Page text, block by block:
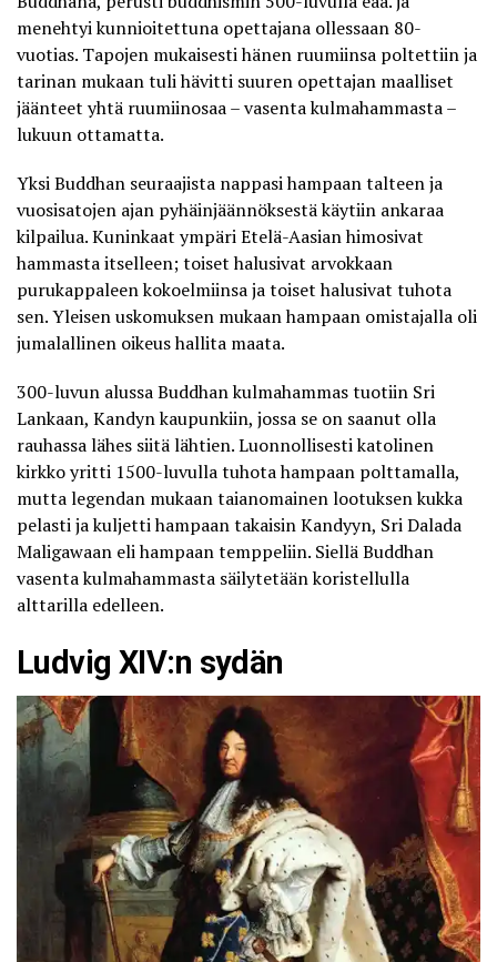
menehtyi kunnioitettuna opettajana ollessaan 80-
vuotias. Tapojen mukaisesti hänen ruumiinsa poltettiin ja
tarinan mukaan tuli hävitti suuren opettajan maalliset
jäänteet yhtä ruumiinosaa – vasenta kulmahammasta –
lukuun ottamatta.
Yksi Buddhan seuraajista nappasi hampaan talteen ja
vuosisatojen ajan pyhäinjäännöksestä käytiin ankaraa
kilpailua. Kuninkaat ympäri Etelä-Aasian himosivat
hammasta itselleen; toiset halusivat arvokkaan
purukappaleen kokoelmiinsa ja toiset halusivat tuhota
sen. Yleisen uskomuksen mukaan hampaan omistajalla oli
jumalallinen oikeus hallita maata.
300-luvun alussa Buddhan kulmahammas tuotiin Sri
Lankaan, Kandyn kaupunkiin, jossa se on saanut olla
rauhassa lähes siitä lähtien. Luonnollisesti katolinen
kirkko yritti 1500-luvulla tuhota hampaan polttamalla,
mutta legendan mukaan taianomainen lootuksen kukka
pelasti ja kuljetti hampaan takaisin Kandyyn, Sri Dalada
Maligawaan eli hampaan temppeliin. Siellä Buddhan
vasenta kulmahammasta säilytetään koristellulla
alttarilla edelleen.
Ludvig XIV:n sydän